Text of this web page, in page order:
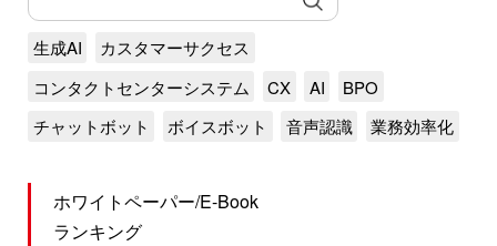
生成AI
カスタマーサクセス
コンタクトセンターシステム
CX AI
BPO
チャットボット
ボイスボット 音声認識 業務効率化
ホワイトペーパー/E-Book
ランキング